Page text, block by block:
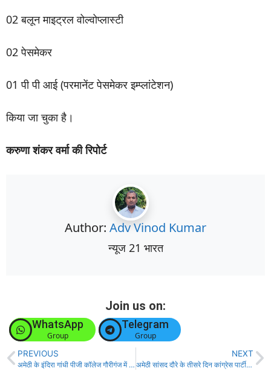
02 बलून माइट्रल वोल्वोप्लास्टी
02 पेसमेकर
01 पी पी आई (परमानेंट पेसमेकर इम्प्लांटेशन)
किया जा चुका है।
करुणा शंकर वर्मा की रिपोर्ट
Author: Adv Vinod Kumar
न्यूज 21 भारत
Join us on:
WhatsApp
Group
Telegram
Group
PREVIOUS
अमेठी के इंदिरा गांधी पीजी कॉलेज गौरीगंज में नवनियुक्त लेखपालों को दिया गया प्रशिक्षण।
NEXT
अमेठी सांसद दौरे के तीसरे दिन कांग्रेस पार्टी को मजबूत करने के दिए निर्देश